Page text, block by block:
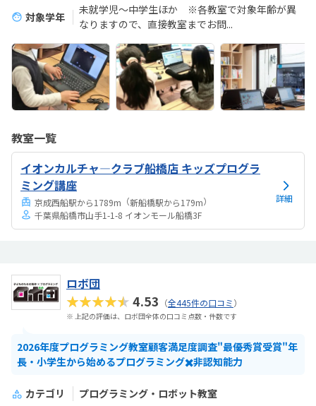
対象学年
未就学児～中学生ほか ※各教室で対象年齢が異
なりますので、直接教室までお問...
教室一覧
イオンカルチャ—クラブ船橋店 キッズプログラ
ミング講座
京成西船駅から1789m （新船橋駅から179m）
千葉県船橋市山手1-1-8 イオンモール船橋3F
詳細
ロボ団
★★★★★4.53 （全445件の口コミ）
※ 上記の評価は、ロボ団全体の口コミ点数・件数です
2026年度プログラミング教室顧客満足度調査"最優秀賞受賞"年
長・小学生から始めるプログラミング✖️非認知能力
カテゴリ
プログラミング・ロボット教室